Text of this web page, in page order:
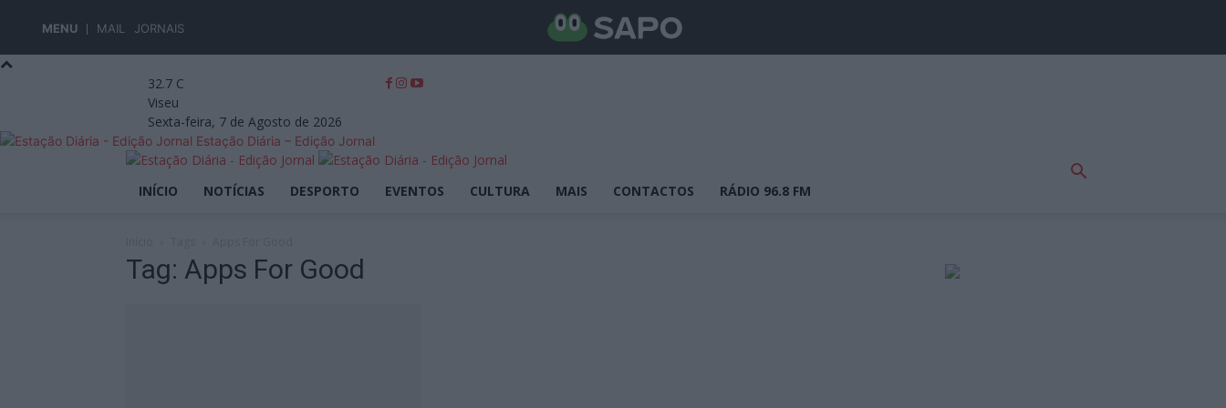
MENU MAIL JORNAIS
32.7 C
Viseu
Sexta-feira, 7 de Agosto de 2026
Estação Diária – Edição Jornal
INÍCIO NOTÍCIAS DESPORTO EVENTOS CULTURA MAIS CONTACTOS RÁDIO 96.8 FM
Tag: Apps For Good